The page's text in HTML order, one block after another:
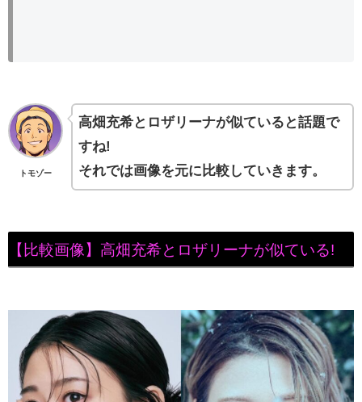
トモゾー
高畑充希とロザリーナが似ていると話題で
すね!
それでは画像を元に比較していきます。
【比較画像】高畑充希とロザリーナが似ている!